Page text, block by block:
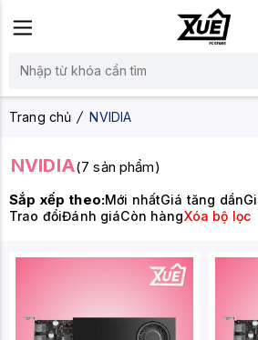
Trang chủ NVIDIA
NVIDIA(7 sản phẩm)
Sắp xếp theo:Mới nhấtGiá tăng dần
Trao đổiĐánh giáCòn hàngXóa bộ lọc